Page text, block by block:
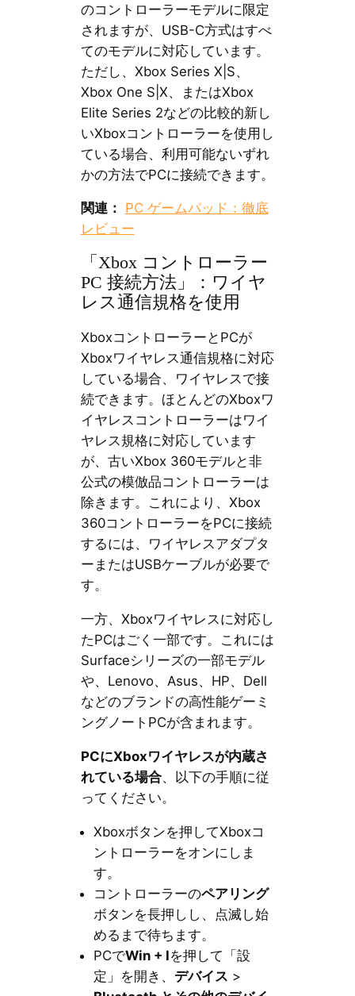
のコントローラーモデルに限定
されますが、USB-C方式はすべ
てのモデルに対応しています。
ただし、Xbox Series X|S、
Xbox One S|X、またはXbox
Elite Series 2などの比較的新し
いXboxコントローラーを使用し
ている場合、利用可能ないずれ
かの方法でPCに接続できます。
関連： PC ゲームパッド：徹底
レビュー
「Xbox コントローラー
PC 接続方法」：ワイヤ
レス通信規格を使用
XboxコントローラーとPCが
Xboxワイヤレス通信規格に対応
している場合、ワイヤレスで接
続できます。ほとんどのXboxワ
イヤレスコントローラーはワイ
ヤレス規格に対応しています
が、古いXbox 360モデルと非
公式の模倣品コントローラーは
除きます。これにより、Xbox
360コントローラーをPCに接続
するには、ワイヤレスアダプタ
ーまたはUSBケーブルが必要で
す。
一方、Xboxワイヤレスに対応し
たPCはごく一部です。これには
Surfaceシリーズの一部モデル
や、Lenovo、Asus、HP、Dell
などのブランドの高性能ゲーミ
ングノートPCが含まれます。
PCにXboxワイヤレスが内蔵さ
れている場合、以下の手順に従
ってください。
Xboxボタンを押してXboxコ
ントローラーをオンにしま
す。
コントローラーのペアリング
ボタンを長押しし、点滅し始
めるまで待ちます。
PCでWin + Iを押して「設
定」を開き、 デバイス >